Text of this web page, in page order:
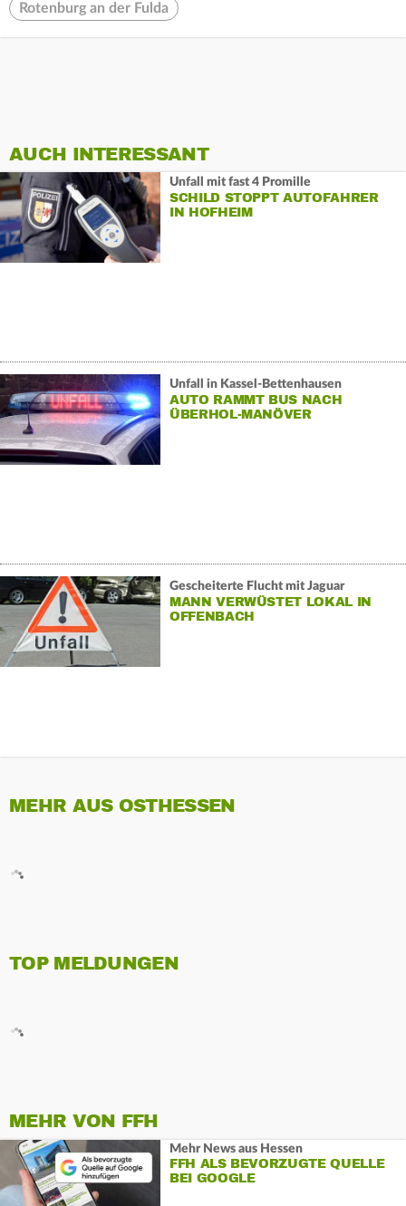
Rotenburg an der Fulda
AUCH INTERESSANT
Unfall mit fast 4 Promille
SCHILD STOPPT AUTOFAHRER
IN HOFHEIM
Unfall in Kassel-Bettenhausen
AUTO RAMMT BUS NACH
ÜBERHOL-MANÖVER
Gescheiterte Flucht mit Jaguar
MANN VERWÜSTET LOKAL IN
OFFENBACH
MEHR AUS OSTHESSEN
TOP MELDUNGEN
MEHR VON FFH
Mehr News aus Hessen
FFH ALS BEVORZUGTE QUELLE
BEI GOOGLE